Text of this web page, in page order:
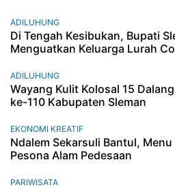
ADILUHUNG
Di Tengah Kesibukan, Bupati
Menguatkan Keluarga Lurah
ADILUHUNG
Wayang Kulit Kolosal 15
ke-110 Kabupaten Sleman
EKONOMI KREATIF
Ndalem Sekarsuli Bantul,
Pesona Alam Pedesaan
PARIWISATA